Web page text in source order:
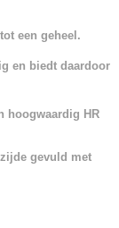
een geheel.
en biedt daardoor
hoogwaardig HR
gevuld met